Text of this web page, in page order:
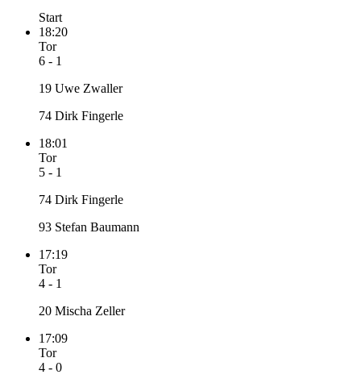
Start
18:20
Tor
6 - 1
19 Uwe Zwaller
74 Dirk Fingerle
18:01
Tor
5 - 1
74 Dirk Fingerle
93 Stefan Baumann
17:19
Tor
4 - 1
20 Mischa Zeller
17:09
Tor
4 - 0